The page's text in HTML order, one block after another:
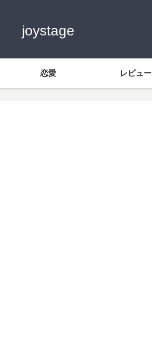
joystage
恋愛 レビュー